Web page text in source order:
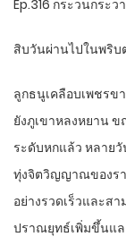
Ep.316 กระวนกระว
สิบวันผ่านไปในพริบ
ลูกธนูเคลือบเพชรข
ยังภูเขาหลงหยาน
ระดับหกแล้ว หลาย
ทุ่งจิตวิญญาณของร
อย่างรวดเร็วและส
ปราณยุทธ์เพิ่มขึ้นแล